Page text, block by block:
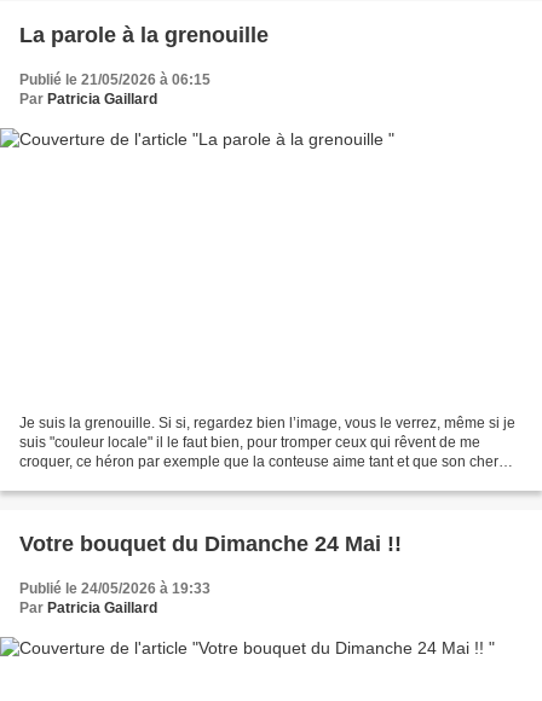
La parole à la grenouille
Publié le 21/05/2026 à 06:15
Par Patricia Gaillard
Je suis la grenouille. Si si, regardez bien l’image, vous le verrez, même si je
suis "couleur locale" il le faut bien, pour tromper ceux qui rêvent de me
croquer, ce héron par exemple que la conteuse aime tant et que son cher
Votre bouquet du Dimanche 24 Mai !!
Publié le 24/05/2026 à 19:33
Par Patricia Gaillard